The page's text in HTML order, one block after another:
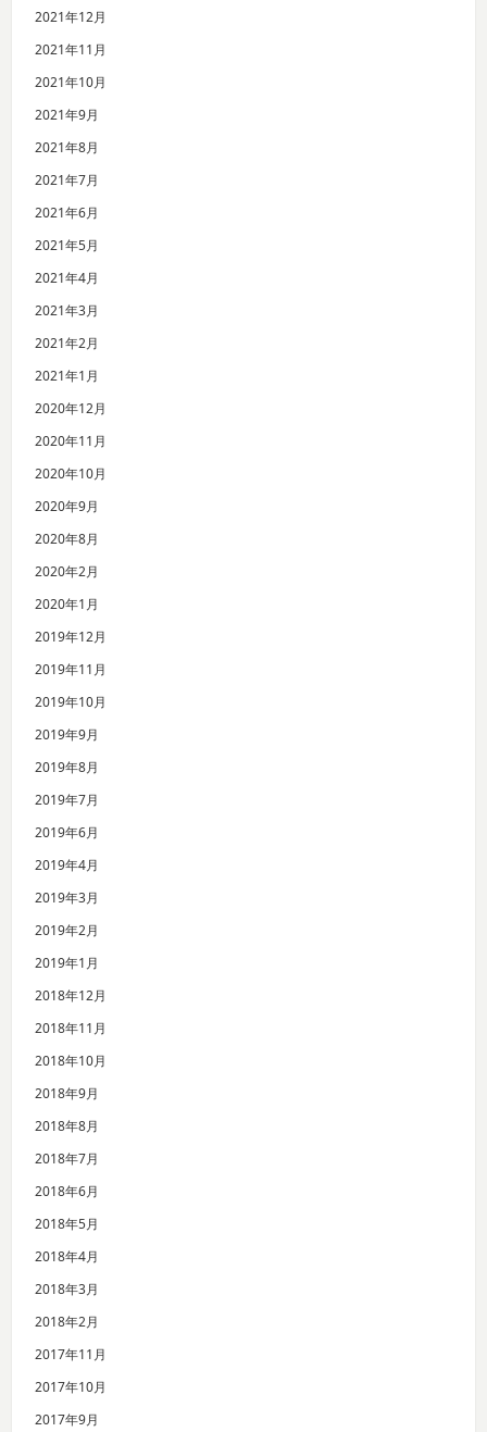
2021年12月
2021年11月
2021年10月
2021年9月
2021年8月
2021年7月
2021年6月
2021年5月
2021年4月
2021年3月
2021年2月
2021年1月
2020年12月
2020年11月
2020年10月
2020年9月
2020年8月
2020年2月
2020年1月
2019年12月
2019年11月
2019年10月
2019年9月
2019年8月
2019年7月
2019年6月
2019年4月
2019年3月
2019年2月
2019年1月
2018年12月
2018年11月
2018年10月
2018年9月
2018年8月
2018年7月
2018年6月
2018年5月
2018年4月
2018年3月
2018年2月
2017年11月
2017年10月
2017年9月